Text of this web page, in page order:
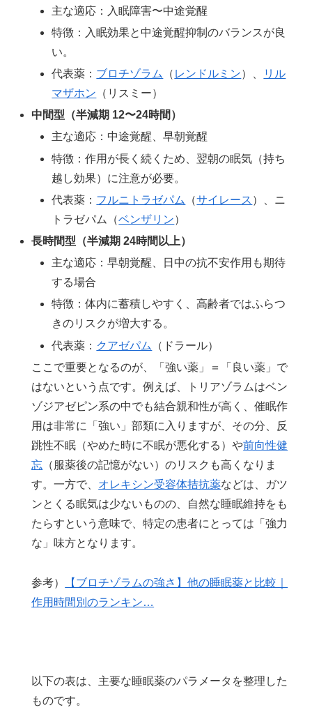
主な適応：入眠障害〜中途覚醒
特徴：入眠効果と中途覚醒抑制のバランスが良
い。
代表薬： ブロチゾラム （ レンドルミン）、
リル
マザホン （リスミー）
中間型（半減期 12〜24時間）
主な適応：中途覚醒、早朝覚醒
特徴：作用が長く続くため、翌朝の眠気（持ち
越し効果）に注意が必要。
代表薬： フルニトラゼパム （サイレース ）、ニ
トラゼパム（ベンザリン）
長時間型（半減期 24時間以上）
主な適応：早朝覚醒、日中の抗不安作用も期待
する場合
特徴：体内に蓄積しやすく、高齢者ではふらつ
きのリスクが増大する。
代表薬： クアゼパム
（ドラール）
ここで重要となるのが、「強い薬」＝「良い薬」で
はないという点です。例えば、トリアゾラムはベン
ゾジアゼピン系の中でも結合親和性が高く、催眠作
用は非常に「強い」部類に入りますが、その分、反
跳性不眠（やめた時に不眠が悪化する）や前向性健
忘 （服薬後の記憶がない）のリスクも高くなりま
す。一方で、 オレキシン受容体拮抗薬などは、ガツ
ンとくる眠気は少ないものの、自然な睡眠維持をも
たらすという意味で、特定の患者にとっては「強力
な」味方となります。
参考）
【ブロチゾラムの強さ】他の睡眠薬と比較｜
作用時間別のランキン…
以下の表は、主要な睡眠薬のパラメータを整理した
ものです。